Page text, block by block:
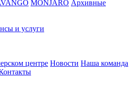
MONJARO Архивные
и услуги
центре Новости Наша команда